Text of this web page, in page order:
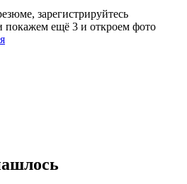
зарегистрируйтесь
покажем ещё 3 и откроем фото